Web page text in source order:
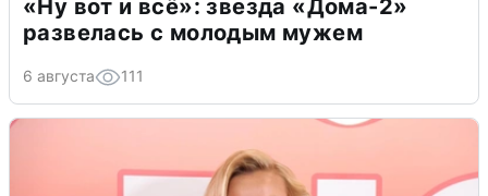
«Ну вот и всё»: звезда «Дома-2»
развелась с молодым мужем
6 августа 111